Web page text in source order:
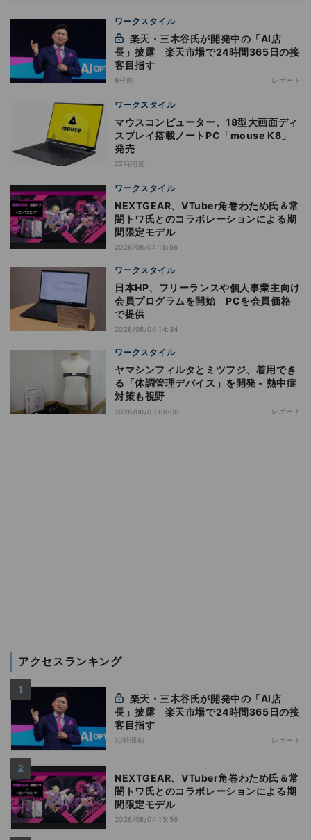
ワークスタイル
長」披露 楽天市場で24時間365日の接
客目指す
6分前 レポート
ワークスタイル
マウスコンピューター、18型大画面ディ
スプレイ搭載ノートPC「mouse K8」
発売
22時間前
ワークスタイル
NEXTGEAR、VTuber角巻わため氏＆常
闇トワ氏とのコラボレーションによる期
間限定モデル
2026/08/04 15:56
ワークスタイル
日本HP、フリーランスや個人事業主向け
会員プログラムを開始 PCを会員価格
で提供
2026/08/04 14:34
ワークスタイル
ヤマシンフィルタとミツフジ、着用でき
る「体調管理デバイス」を開発 - 熱中症
対策も視野
2026/08/03 06:00 レポート
アクセスランキング
長」披露 楽天市場で24時間365日の接
客目指す
10時間前 レポート
NEXTGEAR、VTuber角巻わため氏＆常
闇トワ氏とのコラボレーションによる期
間限定モデル
2026/08/04 15:56